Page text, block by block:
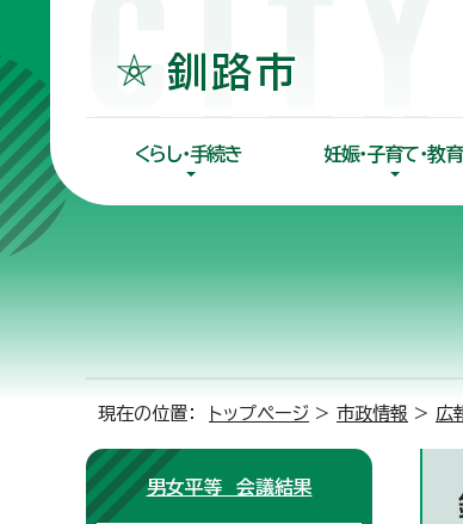
くらし・手続き 妊娠・子育て・教育
現在の位置： トップページ > 市政情報 > 広
男女平等 会議結果